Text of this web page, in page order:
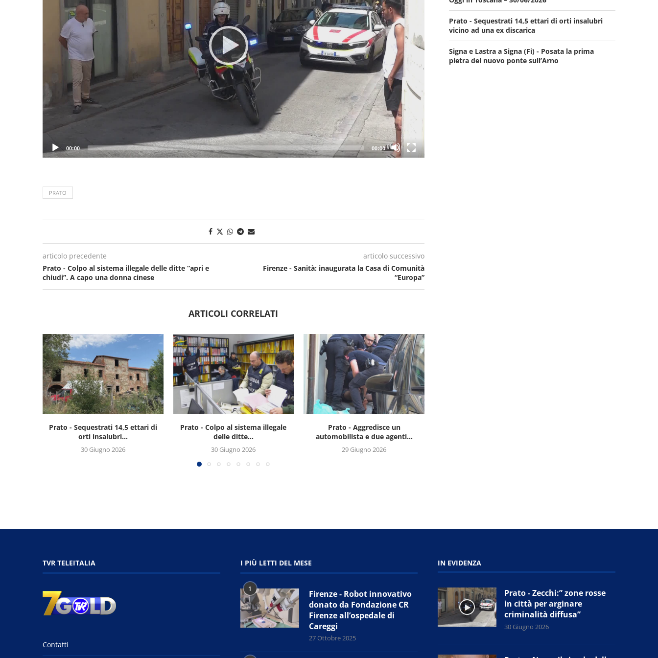
00:00 00:00
PRATO
articolo precedente
Prato - Colpo al sistema illegale delle ditte “apri e
chiudi”. A capo una donna cinese
articolo successivo
Firenze - Sanità: inaugurata la Casa di Comunità
“Europa”
ARTICOLI CORRELATI
Prato - Sequestrati 14,5 ettari di
orti insalubri...
30 Giugno 2026
Prato - Colpo al sistema illegale
delle ditte...
30 Giugno 2026
Prato - Aggredisce un
automobilista e due agenti...
29 Giugno 2026
Prato - Sequestrati 14,5 ettari di orti insalubri
vicino ad una ex discarica
Signa e Lastra a Signa (Fi) - Posata la prima
pietra del nuovo ponte sull’Arno
TVR TELEITALIA
Contatti
I PIÙ LETTI DEL MESE
1
Firenze - Robot innovativo
donato da Fondazione CR
Firenze all’ospedale di
Careggi
27 Ottobre 2025
IN EVIDENZA
Prato - Zecchi:” zone rosse
in città per arginare
criminalità diffusa”
30 Giugno 2026